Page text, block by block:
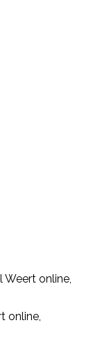
Weert online,
online,